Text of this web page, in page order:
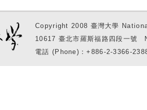
Copyright 2008 臺灣大學
10617 臺北市羅斯福路四段一
電話 (Phone)：+886-2-3366-